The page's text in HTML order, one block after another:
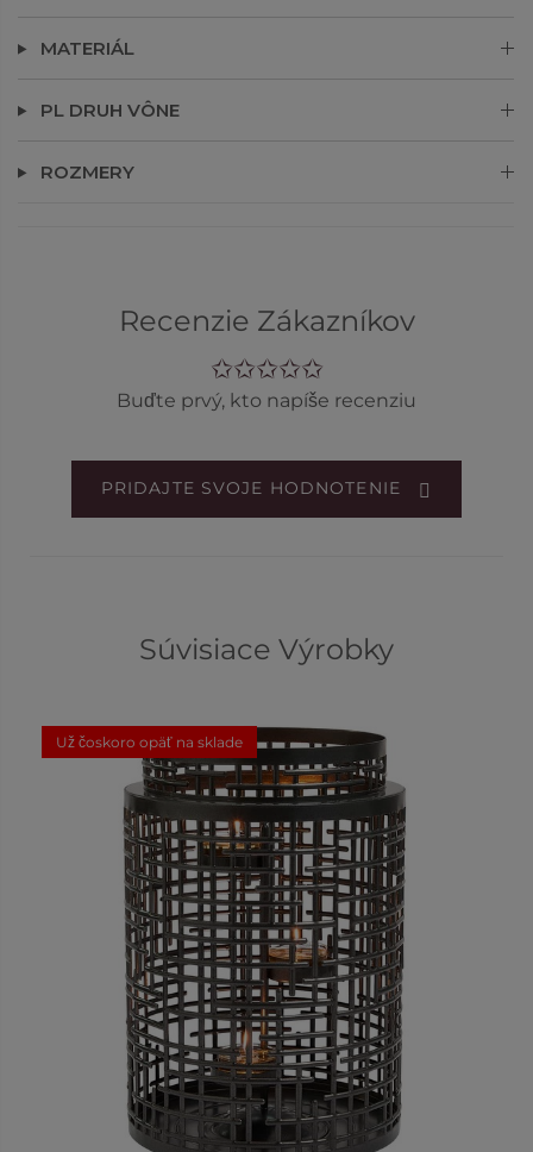
MATERIÁL
PL DRUH VÔNE
ROZMERY
Recenzie Zákazníkov
Buďte prvý, kto napíše recenziu
PRIDAJTE SVOJE HODNOTENIE
Súvisiace Výrobky
Už čoskoro opäť na sklade